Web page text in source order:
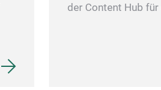
der Content Hub für